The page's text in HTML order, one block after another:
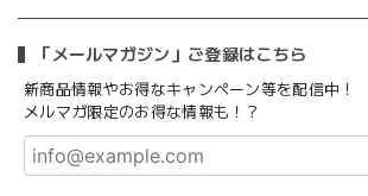
「メールマガジン」ご登録はこちら
新商品情報やお得なキャンペーン等を配信中！
メルマガ限定のお得な情報も！？